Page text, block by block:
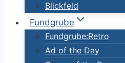
Blickfeld
Fundgrube
Fundgrube:Retro
Ad of the Day